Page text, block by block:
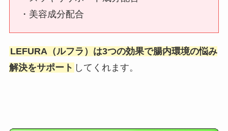
・美容成分配合
LEFURA（ルフラ）は3つの効果で腸内環境の悩み
解決をサポート してくれます。